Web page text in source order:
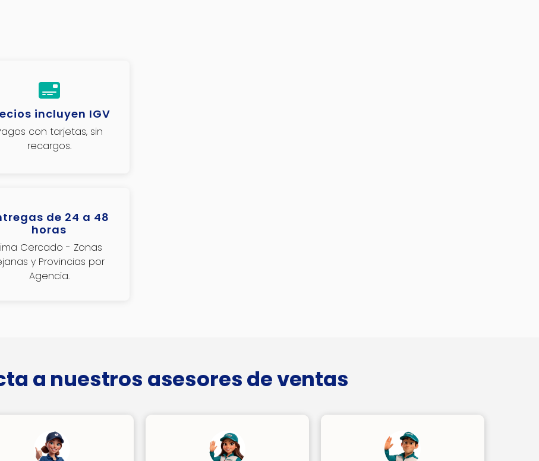
incluyen IGV
con tarjetas, sin
recargos.
de 24 a 48
horas
Cercado - Zonas
y Provincias por
Agencia.
a nuestros asesores de ventas